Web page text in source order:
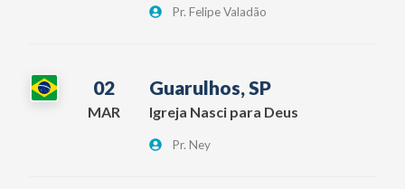
Pr. Felipe Valadão
02 Guarulhos, SP
MAR Igreja Nasci para Deus
Pr. Ney